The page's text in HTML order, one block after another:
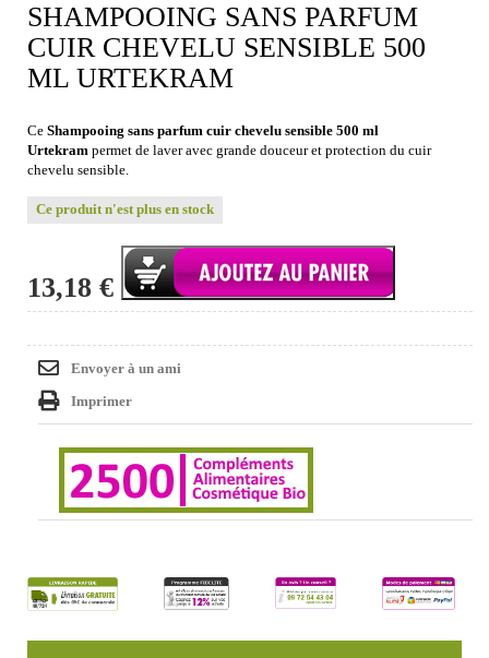
SHAMPOOING SANS PARFUM
CUIR CHEVELU SENSIBLE 500
ML URTEKRAM
Ce Shampooing sans parfum cuir chevelu sensible 500 ml
Urtekram permet de laver avec grande douceur et protection du cuir
chevelu sensible.
Ce produit n'est plus en stock
13,18 €
Envoyer à un ami
Imprimer